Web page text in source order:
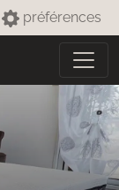
préférences